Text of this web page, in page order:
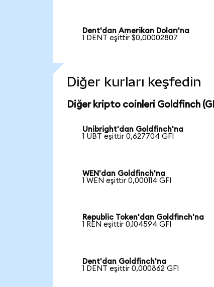
Dent'dan Amerikan Doları'na
1 DENT eşittir $0,00002807
Diğer kurları keşfedin
Diğer kripto coinleri Goldfinch
Unibright'dan Goldfinch'na
1 UBT eşittir 0,627704 GFI
WEN'dan Goldfinch'na
1 WEN eşittir 0,000114 GFI
Republic Token'dan Goldfinch'na
1 REN eşittir 0,104594 GFI
Dent'dan Goldfinch'na
1 DENT eşittir 0,000862 GFI